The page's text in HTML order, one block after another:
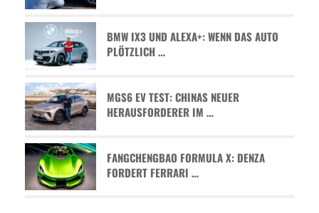
BMW IX3 UND ALEXA+: WENN DAS AUTO
PLÖTZLICH …
MGS6 EV TEST: CHINAS NEUER
HERAUSFORDERER IM …
FANGCHENGBAO FORMULA X: DENZA
FORDERT FERRARI …